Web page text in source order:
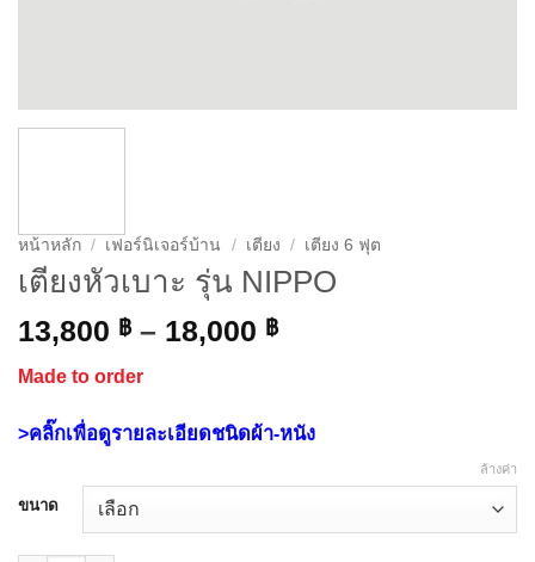
หน้าหลัก / เฟอร์นิเจอร์บ้าน / เตียง / เตียง 6 ฟุต
เตียงหัวเบาะ รุ่น NIPPO
13,800 ฿ – 18,000 ฿Price
through
18,000 ฿
Made to order
>คลิ๊กเพื่อดูรายละเอียดชนิดผ้า-หนัง
ขนาด
ล้างค่า